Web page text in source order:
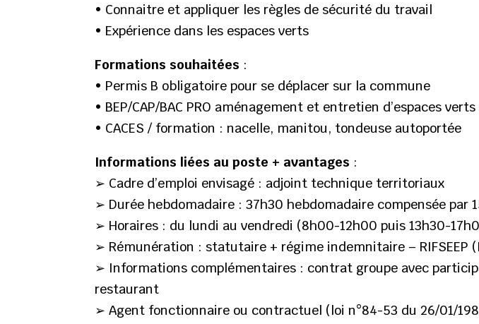
• Connaitre et appliquer les règles de sécurité du travail
• Expérience dans les espaces verts
Formations souhaitées :
• Permis B obligatoire pour se déplacer sur la commune
• BEP/CAP/BAC PRO aménagement et entretien d’espaces verts
• CACES / formation : nacelle, manitou, tondeuse autoportée
Informations liées au poste + avantages :
➢ Cadre d’emploi envisagé : adjoint technique territoriaux
➢ Durée hebdomadaire : 37h30 hebdomadaire compensée par
➢ Horaires : du lundi au vendredi (8h00-12h00 puis 13h30-
➢ Rémunération : statutaire + régime indemnitaire – RIFSEEP
➢ Informations complémentaires : contrat groupe avec
restaurant
➢ Agent fonctionnaire ou contractuel (loi n°84-53 du 26/01/